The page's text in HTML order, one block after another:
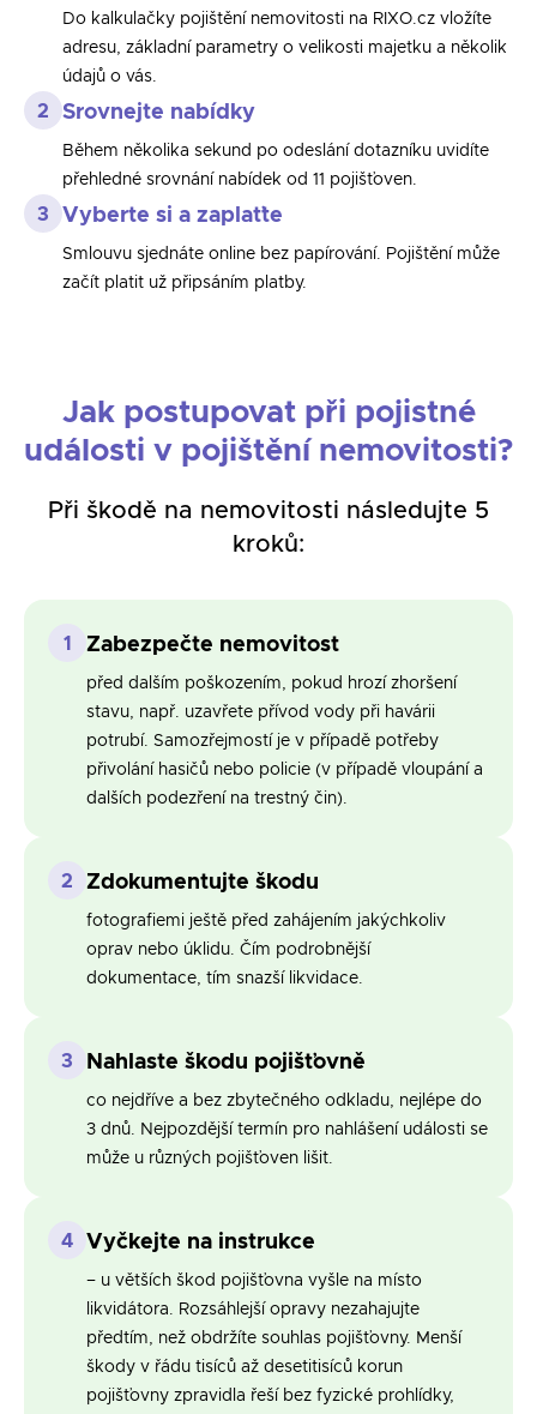
Do kalkulačky pojištění nemovitosti na RIXO.cz vložíte
adresu, základní parametry o velikosti majetku a několik
údajů o vás.
2 Srovnejte nabídky
Během několika sekund po odeslání dotazníku uvidíte
přehledné srovnání nabídek od 11 pojišťoven.
3 Vyberte si a zaplaťte
Smlouvu sjednáte online bez papírování. Pojištění může
začít platit už připsáním platby.
Jak postupovat při pojistné
události v pojištění nemovitosti?
Při škodě na nemovitosti následujte 5
kroků:
1 Zabezpečte nemovitost
před dalším poškozením, pokud hrozí zhoršení
stavu, např. uzavřete přívod vody při havárii
potrubí. Samozřejmostí je v případě potřeby
přivolání hasičů nebo policie (v případě vloupání a
dalších podezření na trestný čin).
2 Zdokumentujte škodu
fotografiemi ještě před zahájením jakýchkoliv
oprav nebo úklidu. Čím podrobnější
dokumentace, tím snazší likvidace.
3 Nahlaste škodu pojišťovně
co nejdříve a bez zbytečného odkladu, nejlépe do
3 dnů. Nejpozdější termín pro nahlášení události se
může u různých pojišťoven lišit.
4 Vyčkejte na instrukce
– u větších škod pojišťovna vyšle na místo
likvidátora. Rozsáhlejší opravy nezahajujte
předtím, než obdržíte souhlas pojišťovny. Menší
škody v řádu tisíců až desetitisíců korun
pojišťovny zpravidla řeší bez fyzické prohlídky,